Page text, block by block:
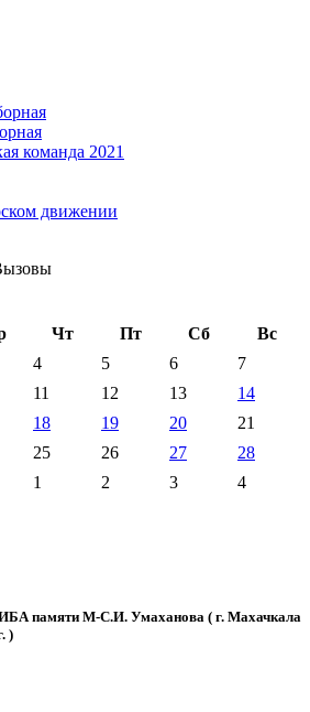
команда 2021
движении
Чт Пт Сб
Вс
4 5 6
7
11 12 13
14
18 19 20
21
25 26 27
28
1 2 3 4
памяти М-С.И. Умаханова ( г. Махачкала
)